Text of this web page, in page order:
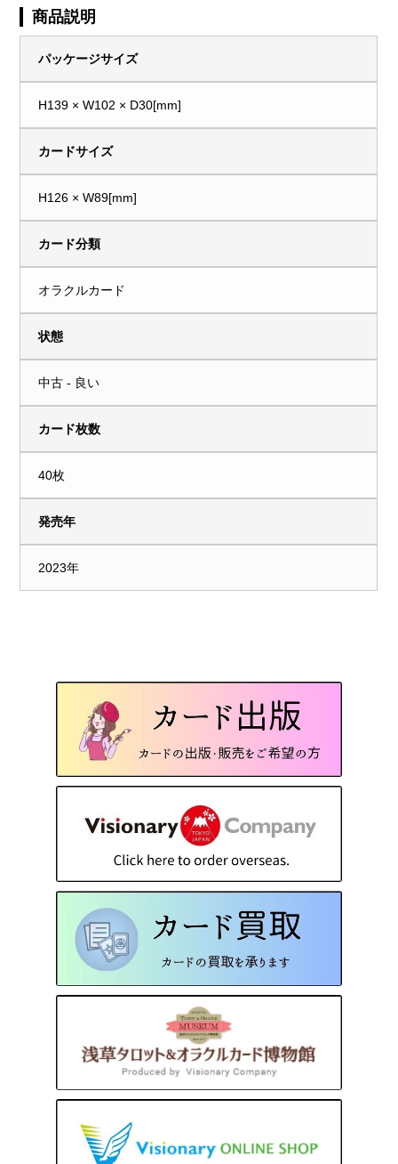
商品説明
パッケージサイズ
H139 × W102 × D30[mm]
カードサイズ
H126 × W89[mm]
カード分類
オラクルカード
状態
中古 - 良い
カード枚数
40枚
発売年
2023年